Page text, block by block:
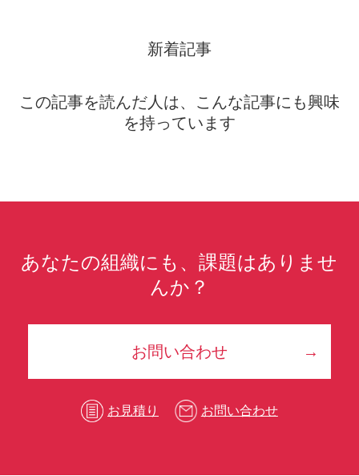
新着記事
この記事を読んだ人は、こんな記事にも興味
を持っています
あなたの組織にも、課題はありませ
んか？
お問い合わせ
お見積り お問い合わせ